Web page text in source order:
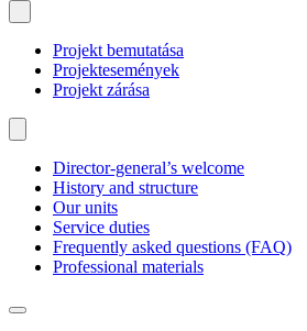
Projekt bemutatása
Projektesemények
Projekt zárása
Director-general’s welcome
History and structure
Our units
Service duties
Frequently asked questions (FAQ)
Professional materials